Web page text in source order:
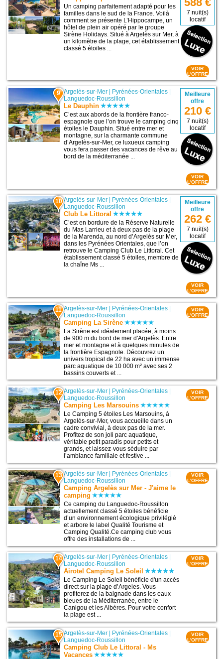
Un camping parfaitement adapté pour les
familles dans le sud de la France. Voilà
comment se présente L’Hippocampe, un
hôtel de plein air opéré par le groupe
Sirène Holidays. Situé à Argelès sur Mer, à
un kilomètre de la plage, cet établissement
classé 5 étoiles ...
7 nuit(s)
locatif
VOIR
L'OFFRE
9 Argelès-sur-Mer Pyrénées-Orientales
Languedoc-Roussillon
Le Dauphin
C’est aux abords de la frontière franco-
espagnole que l’on trouve le camping cinq
étoiles le Dauphin. Situé entre mer et
montagne, sur la charmante commune
d’Argelès-sur-Mer, ce luxueux camping
vous fera passer des vacances de rêve au
bord de la méditerranée ...
Meilleure
offre
210 €
7 nuit(s)
locatif
VOIR
L'OFFRE
10 Argelès-sur-Mer Pyrénées-Orientales
Languedoc-Roussillon
Club Le Littoral
C’est en bordure de la Réserve Naturelle
du Mas Larrieu et à deux pas de la plage
de la Marenda, au nord d’Argelès sur Mer,
dans les Pyrénées Orientales, que l’on
retrouve le Camping Club Le Littoral. Cet
établissement classé 5 étoiles, membre de
la chaîne Ms ...
Meilleure
offre
262 €
7 nuit(s)
locatif
VOIR
L'OFFRE
11 Argelès-sur-Mer | Pyrénées-Orientales |
Languedoc-Roussillon
Camping La Sirène
La Sirène est idéalement placée, à moins
de 900 m du bord de mer d'Argelès. Entre
mer et montagne et à quelques minutes de
la frontière Espagnole. Découvrez un
univers tropical de 22 ha avec un immense
parc aquatique de 10 000 m² avec ses 2
bassins couverts et ...
VOIR
L'OFFRE
12 Argelès-sur-Mer Pyrénées-Orientales
Languedoc-Roussillon
Camping Les Marsouins
Le Camping 5 étoiles Les Marsouins, à
Argelès-sur-Mer, vous accueille dans un
cadre convivial, à deux pas de la mer.
Profitez de son joli parc aquatique,
véritable petit paradis pour petits et
grands, et laissez-vous séduire par
l’ambiance familiale et festive ...
VOIR
L'OFFRE
13 Argelès-sur-Mer Pyrénées-Orientales
Languedoc-Roussillon
Camping Argelès sur Mer - J'aime le
camping
Ce camping du Languedoc-Roussillon
actuellement classé 5 étoiles bénéficie
d’un environnement écologique privilégié
et arbore le label Qualité Tourisme et
Camping Qualité.Ce camping club vous
offre des installations de ...
VOIR
L'OFFRE
14 Argelès-sur-Mer Pyrénées-Orientales
Languedoc-Roussillon
Airotel Camping Le Soleil
Le Camping Le Soleil bénéficie d'un accès
direct sur la plage d’Argeles. Vous
profiterez de la baignade dans les eaux
bleues de la Méditerranée, entre le
Canigou et les Albères. Pour votre confort
la plage est ...
VOIR
L'OFFRE
15 Argelès-sur-Mer | Pyrénées-Orientales |
Languedoc-Roussillon
Camping Club Le Littoral - Ms
Vacances
VOIR
L'OFFRE